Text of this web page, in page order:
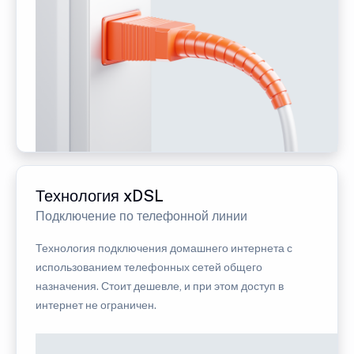
Технология xDSL
Подключение по телефонной линии
Технология подключения домашнего интернета с
использованием телефонных сетей общего
назначения. Стоит дешевле, и при этом доступ в
интернет не ограничен.